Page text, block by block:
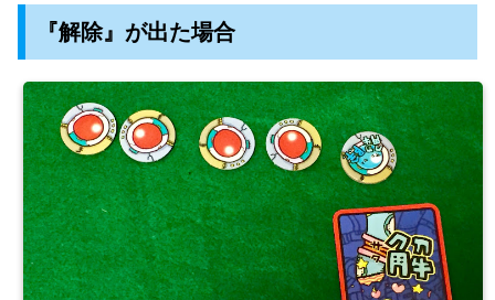
『解除』が出た場合